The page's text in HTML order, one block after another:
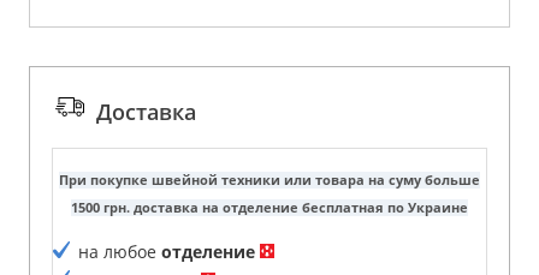
Доставка
При покупке швейной техники или товара на суму больше
1500 грн. доставка на отделение бесплатная по Украине
на любое отделение